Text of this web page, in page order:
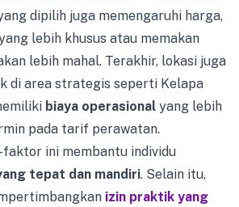
dipilih juga memengaruhi harga,
lebih khusus atau memakan
lebih mahal. Terakhir, lokasi juga
di area strategis seperti Kelapa
biaya operasional yang lebih
pada tarif perawatan.
ini membantu individu
tepat dan mandiri. Selain itu,
izin praktik yang